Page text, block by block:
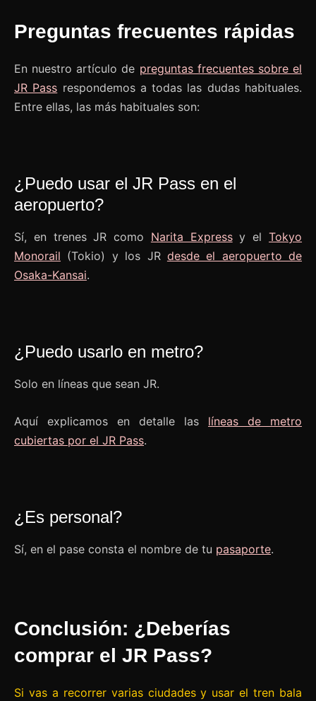
Preguntas frecuentes rápidas
En nuestro artículo de preguntas frecuentes sobre el
JR Pass respondemos a todas las dudas habituales.
Entre ellas, las más habituales son:
¿Puedo usar el JR Pass en el
aeropuerto?
Sí, en trenes JR como Narita Expressy elTokyo
Monorail (Tokio) y los JR desde el aeropuerto de
Osaka-Kansai.
¿Puedo usarlo en metro?
Solo en líneas que sean JR.
Aquí explicamos en detalle las líneas de metro
cubiertas por el JR Pass.
¿Es personal?
Sí, en el pase consta el nombre de tu pasaporte.
Conclusión: ¿Deberías
comprar el JR Pass?
Si vas a recorrer varias ciudades y usar el tren bala